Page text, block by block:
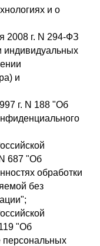
и о
2008 г. N 294-ФЗ
индивидуальных
и
г. N 188 "Об
687 "Об
обработки
без
"Об
персональных